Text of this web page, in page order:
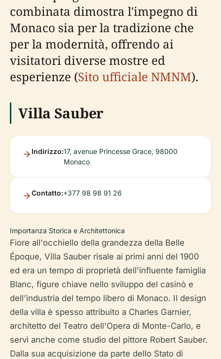
combinata dimostra l'impegno di
Monaco sia per la tradizione che
per la modernità, offrendo ai
visitatori diverse mostre ed
esperienze (Sito ufficiale NMNM).
Villa Sauber
Indirizzo:17, avenue Princesse Grace, 98000
Monaco
Contatto:+377 98 98 91 26
Importanza Storica e Architettonica
Fiore all'occhiello della grandezza della Belle
Époque, Villa Sauber risale ai primi anni del 1900
ed era un tempo di proprietà dell'influente famiglia
Blanc, figure chiave nello sviluppo del casinò e
dell'industria del tempo libero di Monaco. Il design
della villa è spesso attribuito a Charles Garnier,
architetto del Teatro dell'Opera di Monte-Carlo, e
servì anche come studio del pittore Robert Sauber.
Dalla sua acquisizione da parte dello Stato di